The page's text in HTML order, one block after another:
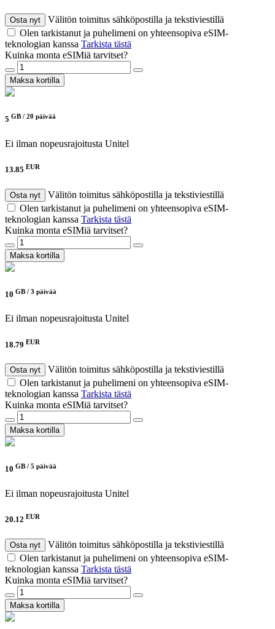
Osta nyt
Välitön toimitus sähköpostilla ja tekstiviestillä
Olen tarkistanut ja puhelimeni on yhteensopiva eSIM-
teknologian kanssa Tarkista tästä
Kuinka monta eSIMiä tarvitset?
Maksa kortilla
5 GB / 20 päivää
Ei ilman nopeusrajoitusta Unitel
13.85 EUR
Osta nyt
Välitön toimitus sähköpostilla ja tekstiviestillä
Olen tarkistanut ja puhelimeni on yhteensopiva eSIM-
teknologian kanssa Tarkista tästä
Kuinka monta eSIMiä tarvitset?
Maksa kortilla
10 GB / 3 päivää
Ei ilman nopeusrajoitusta Unitel
18.79 EUR
Osta nyt
Välitön toimitus sähköpostilla ja tekstiviestillä
Olen tarkistanut ja puhelimeni on yhteensopiva eSIM-
teknologian kanssa Tarkista tästä
Kuinka monta eSIMiä tarvitset?
Maksa kortilla
10 GB / 5 päivää
Ei ilman nopeusrajoitusta Unitel
20.12 EUR
Osta nyt
Välitön toimitus sähköpostilla ja tekstiviestillä
Olen tarkistanut ja puhelimeni on yhteensopiva eSIM-
teknologian kanssa Tarkista tästä
Kuinka monta eSIMiä tarvitset?
Maksa kortilla